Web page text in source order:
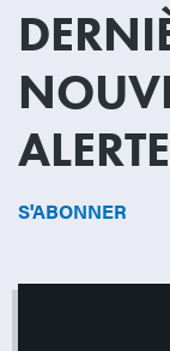
S'ABONNER